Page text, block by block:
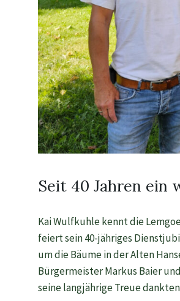
Seit 40 Jahren ein
Kai Wulfkuhle kennt die
feiert sein 40-jähriges
um die Bäume in der Alten
Bürgermeister Markus Baier
seine langjährige Treue